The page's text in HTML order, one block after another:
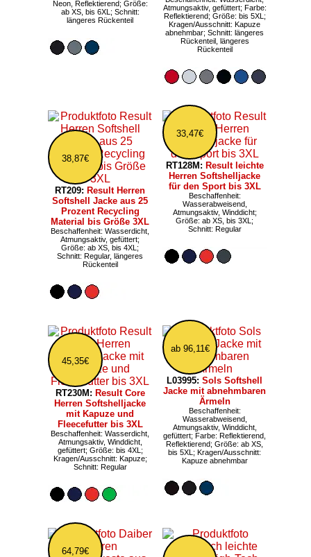
Neon, Reflektierend; Größe:
ab XS, bis 6XL; Schnitt:
längeres Rückenteil
Atmungsaktiv, gefüttert; Farbe:
Reflektierend; Größe: bis 5XL;
Kragen/Ausschnitt: Kapuze
abnehmbar; Schnitt: längeres
Rückenteil, längeres
Rückenteil
38,87€
RT209: Result Herren
Softshell Jacke aus 25
Prozent Recycling
Material bis Größe 3XL
Beschaffenheit: Wasserdicht,
Atmungsaktiv, gefüttert;
Größe: ab XS, bis 4XL;
Schnitt: Regular, längeres
Rückenteil
33,47€
RT128M: Result leichte
Herren Softshelljacke
für den Sport bis 3XL
Beschaffenheit:
Wasserabweisend,
Atmungsaktiv, Winddicht;
Größe: ab XS, bis 3XL;
Schnitt: Regular
45,35€
RT230M: Result Core
Herren Softshelljacke
mit Kapuze und
Fleecefutter bis 3XL
Beschaffenheit: Wasserdicht,
Atmungsaktiv, Winddicht,
gefüttert; Größe: bis 4XL;
Kragen/Ausschnitt: Kapuze;
Schnitt: Regular
ab 96,11€
L03995: Sols Softshell
Jacke mit abnehmbaren
Ärmeln
Beschaffenheit:
Wasserabweisend,
Atmungsaktiv, Winddicht,
gefüttert; Farbe: Reflektierend,
Reflektierend; Größe: ab XS,
bis 5XL; Kragen/Ausschnitt:
Kapuze abnehmbar
64,79€